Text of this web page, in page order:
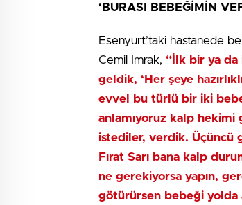
‘BURASI BEBEĞİMİN
Esenyurt’taki hastanede
Cemil Imrak, “İlk bir ya da
geldik, ‘Her şeye
evvel bu türlü bir iki
anlamıyoruz kalp hekimi
istediler, verdik. Üçüncü
Fırat Sarı bana kalp
ne gerekiyorsa yapın,
götürürsen bebeği yolda